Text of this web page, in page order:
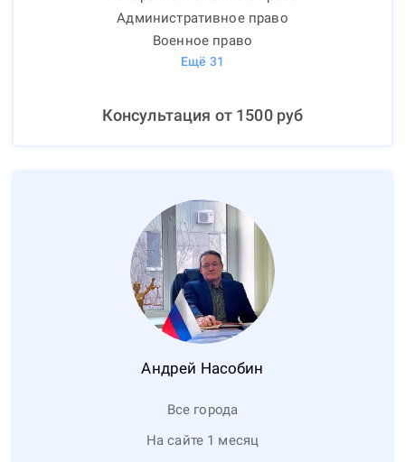
Административное право
Военное право
Ещё 31
Консультация от 1500руб
Андрей Насобин
Все города
На сайте 1 месяц